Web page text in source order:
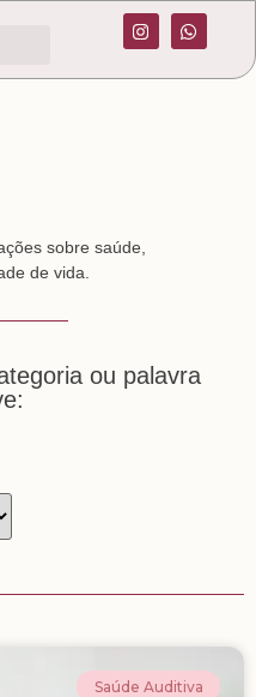
sobre saúde,
de vida.
ou palavra
Saúde Auditiva